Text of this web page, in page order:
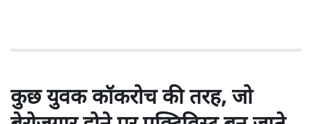
कुछ युवक कॉकरोच की तरह, जो